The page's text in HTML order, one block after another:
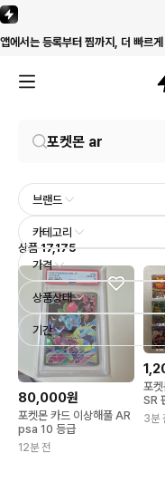
앱에서는 등록부터 찜까지, 더 빠르
브랜드
카테고리
가격
상품상태
기간
상품 17,175
80,000원
포켓몬 카드 이상해풀 AR
psa 10 등급
12분 전
포
SR
(일
3분